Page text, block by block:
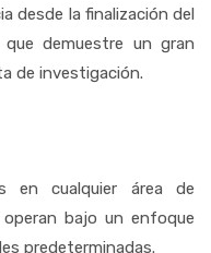
desde la finalización del
demuestre un gran
de investigación.
en cualquier área de
bajo un enfoque
predeterminadas.